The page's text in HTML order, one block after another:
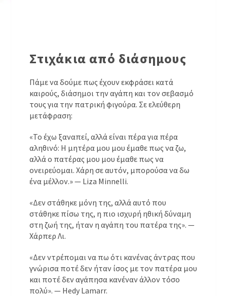
Στιχάκια από διάσημους
Πάμε να δούμε πως έχουν εκφράσει κατά
καιρούς, διάσημοι την αγάπη και τον σεβασμό
τους για την πατρική φιγούρα. Σε ελεύθερη
μετάφραση:
«Το έχω ξαναπεί, αλλά είναι πέρα ​​για πέρα ​​
αληθινό: Η μητέρα μου μου έμαθε πως να ζω,
αλλά ο πατέρας μου μου έμαθε πως να
ονειρεύομαι. Χάρη σε αυτόν, μπορούσα να δω
ένα μέλλον.» — Liza Minnelli.
«Δεν στάθηκε μόνη της, αλλά αυτό που
στάθηκε πίσω της, η πιο ισχυρή ηθική δύναμη
στη ζωή της, ήταν η αγάπη του πατέρα της». —
Χάρπερ Λι.
«Δεν ντρέπομαι να πω ότι κανένας άντρας που
γνώρισα ποτέ δεν ήταν ίσος με τον πατέρα μου
και ποτέ δεν αγάπησα κανέναν άλλον τόσο
πολύ». — Hedy Lamarr.